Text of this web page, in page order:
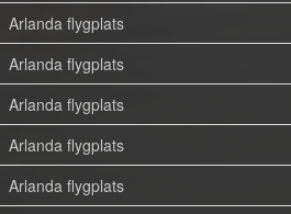
Arlanda flygplats
Arlanda flygplats
Arlanda flygplats
Arlanda flygplats
Arlanda flygplats